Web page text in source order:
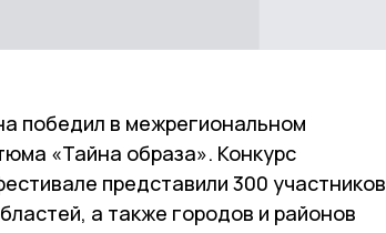
победил в межрегиональном
«Тайна образа». Конкурс
представили 300 участников
а также городов и районов